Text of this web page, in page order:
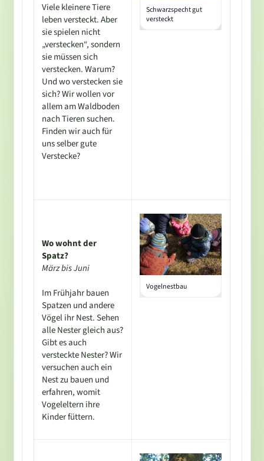
Viele kleinere Tiere
leben versteckt. Aber
sie spielen nicht
„verstecken“, sondern
sie müssen sich
verstecken. Warum?
Und wo verstecken sie
sich? Wir wollen vor
allem am Waldboden
nach Tieren suchen.
Finden wir auch für
uns selber gute
Verstecke?
Schwarzspecht gut
versteckt
Wo wohnt der
Spatz?
März bis Juni
Im Frühjahr bauen
Spatzen und andere
Vögel ihr Nest. Sehen
alle Nester gleich aus?
Gibt es auch
versteckte Nester? Wir
versuchen auch ein
Nest zu bauen und
erfahren, womit
Vogeleltern ihre
Kinder füttern.
Vogelnestbau